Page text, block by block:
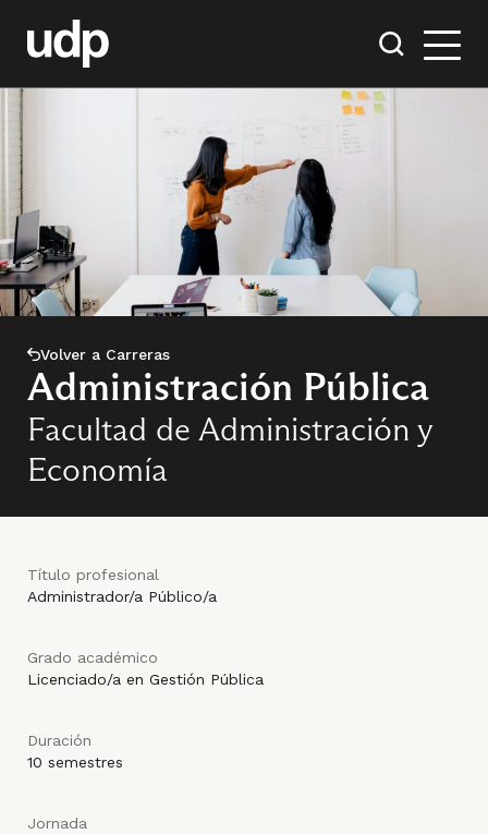
Volver a Carreras
Administración Pública
Facultad de Administración y
Economía
Título profesional
Administrador/a Público/a
Grado académico
Licenciado/a en Gestión Pública
Duración
10 semestres
Jornada